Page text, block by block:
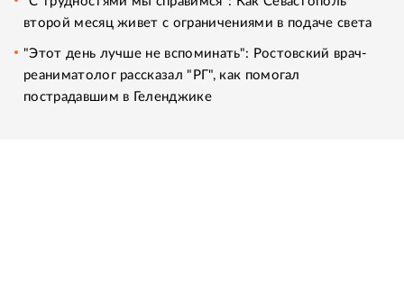
второй месяц живет с ограничениями в подаче света
"Этот день лучше не вспоминать": Ростовский врач-
реаниматолог рассказал "РГ", как помогал
пострадавшим в Геленджике